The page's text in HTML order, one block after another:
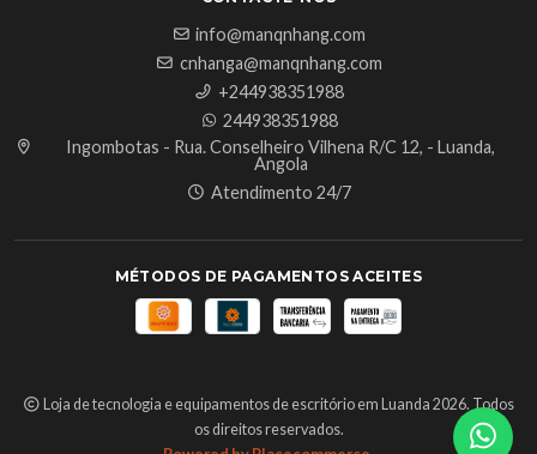
info@manqnhang.com
cnhanga@manqnhang.com
+244938351988
244938351988
Ingombotas - Rua. Conselheiro Vilhena R/C 12, - Luanda,
Angola
Atendimento 24/7
MÉTODOS DE PAGAMENTOS ACEITES
Loja de tecnologia e equipamentos de escritório em Luanda 2026. Todos
os direitos reservados.